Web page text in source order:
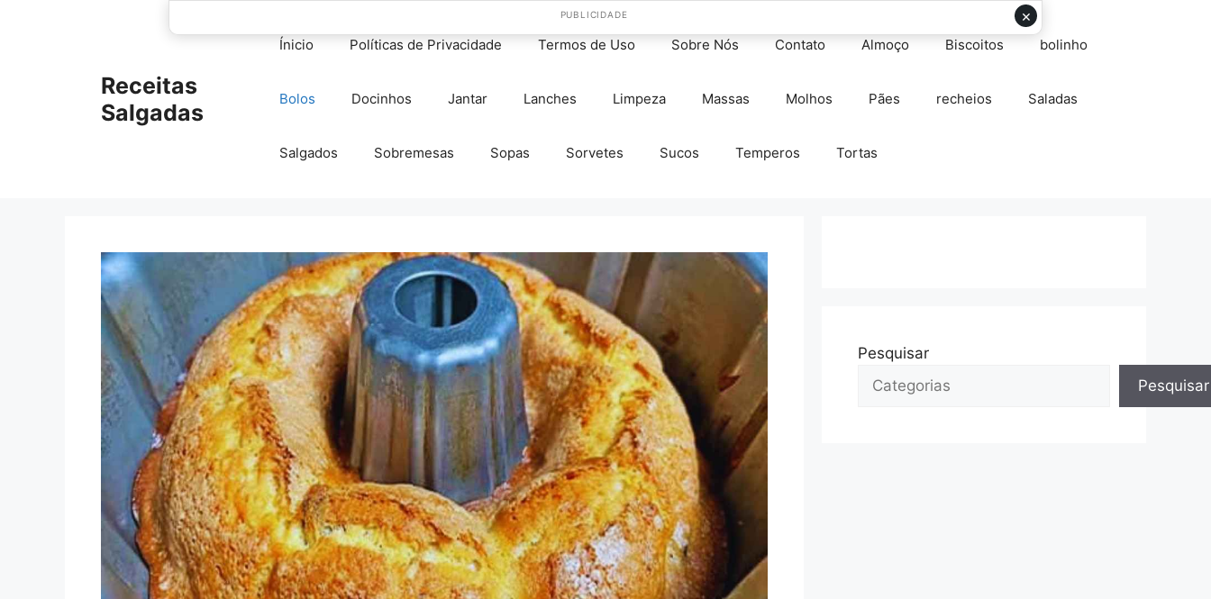
Receitas
Salgadas
Ínicio Políticas de Privacidade Termos de Uso Sobre Nós Contato Almoço Biscoitos bolinho
Bolos Docinhos Jantar Lanches Limpeza Massas Molhos Pães recheios Saladas
Salgados Sobremesas Sopas Sorvetes Sucos Temperos Tortas
Pesquisar
Pesquisar
×
PUBLICIDADE